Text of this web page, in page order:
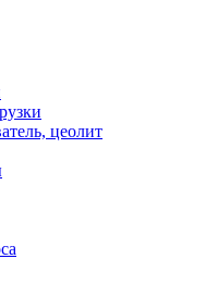
цеолит